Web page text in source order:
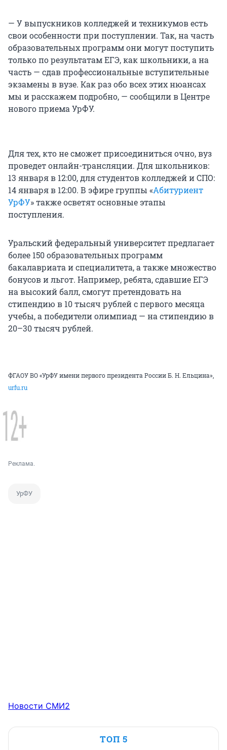
— У выпускников колледжей и техникумов есть
свои особенности при поступлении. Так, на часть
образовательных программ они могут поступить
только по результатам ЕГЭ, как школьники, а на
часть — сдав профессиональные вступительные
экзамены в вузе. Как раз обо всех этих нюансах
мы и расскажем подробно, — сообщили в Центре
нового приема УрФУ.
Для тех, кто не сможет присоединиться очно, вуз
проведет онлайн-трансляции. Для школьников:
13 января в 12:00, для студентов колледжей и СПО:
14 января в 12:00. В эфире группы «Абитуриент
УрФУ» также осветят основные этапы
поступления.
Уральский федеральный университет предлагает
более 150 образовательных программ
бакалавриата и специалитета, а также множество
бонусов и льгот. Например, ребята, сдавшие ЕГЭ
на высокий балл, смогут претендовать на
стипендию в 10 тысяч рублей с первого месяца
учебы, а победители олимпиад — на стипендию в
20–30 тысяч рублей.
ФГАОУ ВО «УрФУ имени первого президента России Б. Н. Ельцина»,
urfu.ru
Реклама.
УрФУ
Новости СМИ2
ТОП 5